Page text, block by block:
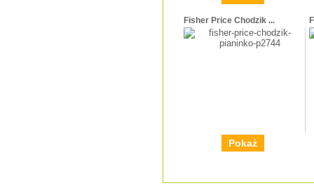
Fisher Price Chodzik ...
Pokaż